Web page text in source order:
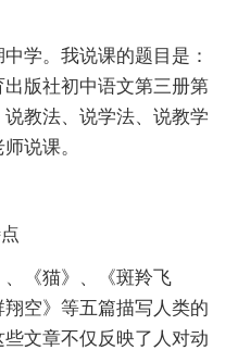
学。我说课的题目是：
出版社初中语文第三册第
教法、说学法、说教学
说课。
《猫》、《斑羚飞
空》等五篇描写人类的
文章不仅反映了人对动